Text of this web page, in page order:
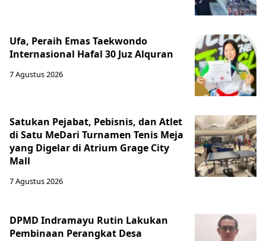
Ufa, Peraih Emas Taekwondo
Internasional Hafal 30 Juz Alquran
7 Agustus 2026
Satukan Pejabat, Pebisnis, dan Atlet
di Satu MeDari Turnamen Tenis Meja
yang Digelar di Atrium Grage City
Mall
7 Agustus 2026
DPMD Indramayu Rutin Lakukan
Pembinaan Perangkat Desa